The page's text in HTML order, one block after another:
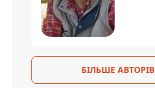
БІЛЬШЕ АВТОРІВ